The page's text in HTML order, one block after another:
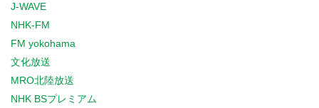
J-WAVE
NHK-FM
FM yokohama
文化放送
MRO北陸放送
NHK BSプレミアム